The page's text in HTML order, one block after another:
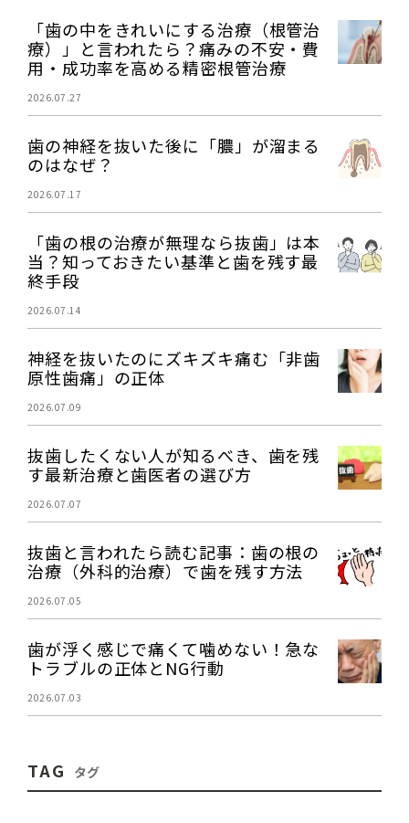
「歯の中をきれいにする治療（根管治
療）」と言われたら？痛みの不安・費
用・成功率を高める精密根管治療
2026.07.27
歯の神経を抜いた後に「膿」が溜まる
のはなぜ？
2026.07.17
「歯の根の治療が無理なら抜歯」は本
当？知っておきたい基準と歯を残す最
終手段
2026.07.14
神経を抜いたのにズキズキ痛む「非歯
原性歯痛」の正体
2026.07.09
抜歯したくない人が知るべき、歯を残
す最新治療と歯医者の選び方
2026.07.07
抜歯と言われたら読む記事：歯の根の
治療（外科的治療）で歯を残す方法
2026.07.05
歯が浮く感じで痛くて噛めない！急な
トラブルの正体とNG行動
2026.07.03
TAG タグ